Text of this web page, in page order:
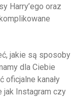
Harry’ego oraz
jakie są sposoby
dla Ciebie
kanały
jak Instagram czy